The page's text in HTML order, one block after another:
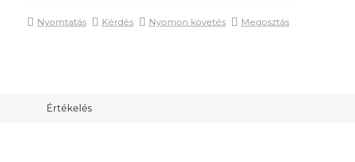
Nyomtatás Kérdés Nyomon követés Megosztás
Értékelés